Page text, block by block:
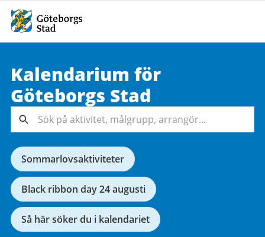
Kalendarium för
Göteborgs Stad
Sök på
aktivitet,
målgrupp,
arrangör...
Sök
Sommarlovsaktiviteter
Black ribbon day 24 augusti
Så här söker du i kalendariet